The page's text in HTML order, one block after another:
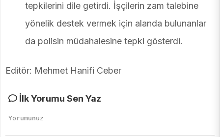
tepkilerini dile getirdi. İşçilerin zam talebine
yönelik destek vermek için alanda bulunanlar
da polisin müdahalesine tepki gösterdi.
Editör: Mehmet Hanifi Ceber
İlk Yorumu Sen Yaz